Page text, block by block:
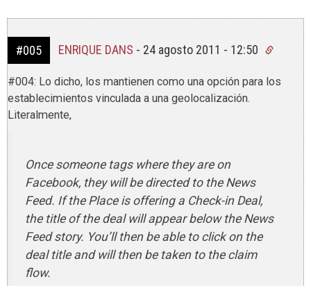
#005 ENRIQUE DANS - 24 agosto 2011 - 12:50
#004: Lo dicho, los mantienen como una opción para los
establecimientos vinculada a una geolocalización.
Literalmente,
Once someone tags where they are on
Facebook, they will be directed to the News
Feed. If the Place is offering a Check-in Deal,
the title of the deal will appear below the News
Feed story. You’ll then be able to click on the
deal title and will then be taken to the claim
flow.